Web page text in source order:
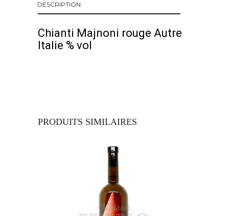
DESCRIPTION
Chianti Majnoni rouge Autre
Italie % vol
PRODUITS SIMILAIRES